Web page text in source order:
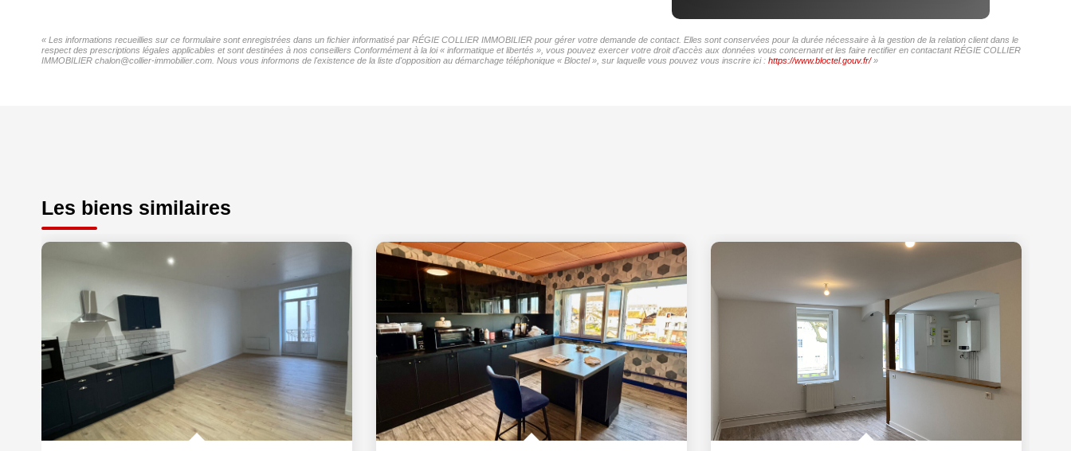
« Les informations recueillies sur ce formulaire sont enregistrées dans un fichier informatisé par RÉGIE COLLIER IMMOBILIER pour gérer votre demande de contact. Elles sont conservées pour la durée nécessaire à la gestion de la relation client dans le
respect des prescriptions légales applicables et sont destinées à nos conseillers Conformément à la loi « informatique et libertés », vous pouvez exercer votre droit d'accès aux données vous concernant et les faire rectifier en contactant RÉGIE COLLIER
IMMOBILIER chalon@collier-immobilier.com. Nous vous informons de l'existence de la liste d'opposition au démarchage téléphonique « Bloctel », sur laquelle vous pouvez vous inscrire ici : https://www.bloctel.gouv.fr/»
Les biens similaires